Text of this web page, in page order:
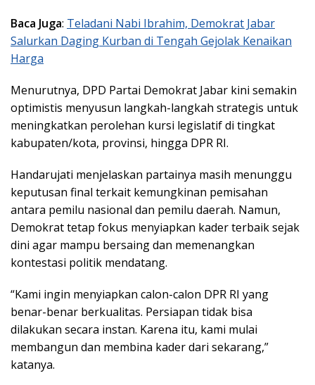
Baca Juga: Teladani Nabi Ibrahim, Demokrat Jabar
Salurkan Daging Kurban di Tengah Gejolak Kenaikan
Harga
Menurutnya, DPD Partai Demokrat Jabar kini semakin
optimistis menyusun langkah-langkah strategis untuk
meningkatkan perolehan kursi legislatif di tingkat
kabupaten/kota, provinsi, hingga DPR RI.
Handarujati menjelaskan partainya masih menunggu
keputusan final terkait kemungkinan pemisahan
antara pemilu nasional dan pemilu daerah. Namun,
Demokrat tetap fokus menyiapkan kader terbaik sejak
dini agar mampu bersaing dan memenangkan
kontestasi politik mendatang.
“Kami ingin menyiapkan calon-calon DPR RI yang
benar-benar berkualitas. Persiapan tidak bisa
dilakukan secara instan. Karena itu, kami mulai
membangun dan membina kader dari sekarang,”
katanya.